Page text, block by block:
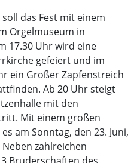
soll das Fest mit einem
Orgelmuseum in
17.30 Uhr wird eine
gefeiert und im
ein Großer Zapfenstreich
Ab 20 Uhr steigt
mit den
Mit einem großen
am Sonntag, den 23. Juni,
zahlreichen